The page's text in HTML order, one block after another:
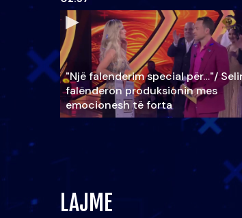
"Një falenderim special për…"/
falënderon produksionin mes
emocionesh të forta
LAJME